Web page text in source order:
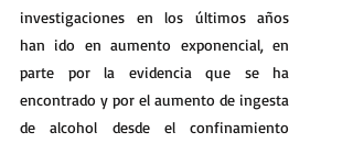
investigaciones en los últimos años
han ido en aumento exponencial, en
parte por la evidencia que se ha
encontrado y por el aumento de ingesta
de alcohol desde el confinamiento